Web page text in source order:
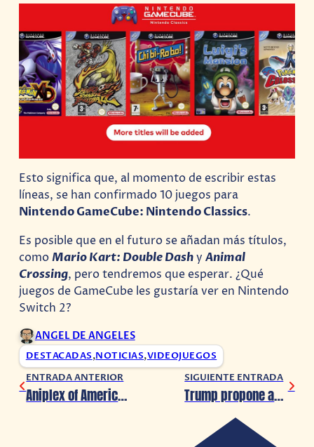
Esto significa que, al momento de escribir estas
líneas, se han confirmado 10 juegos para
Nintendo GameCube: Nintendo Classics.
Es posible que en el futuro se añadan más títulos,
comoMario Kart: Double DashyAnimal
Crossing, pero tendremos que esperar. ¿Qué
juegos de GameCube les gustaría ver en Nintendo
Switch 2?
ANGEL DE ANGELES
DESTACADAS,NOTICIAS,VIDEOJUEGOS
ENTRADA ANTERIOR
Aniplex of America abre sus redes sociales en español para fans de Latinoamérica
SIGUIENTE ENTRADA
Trump propone aranceles del 100% al anime por razones de seguridad nacional